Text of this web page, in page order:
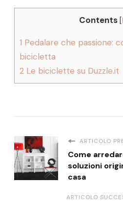
Contents [
1 Pedalare che passione:
bicicletta
2 Le biciclette su Duzzle.it
ARTICOLO
Come
soluzioni
casa
ARTICOLO